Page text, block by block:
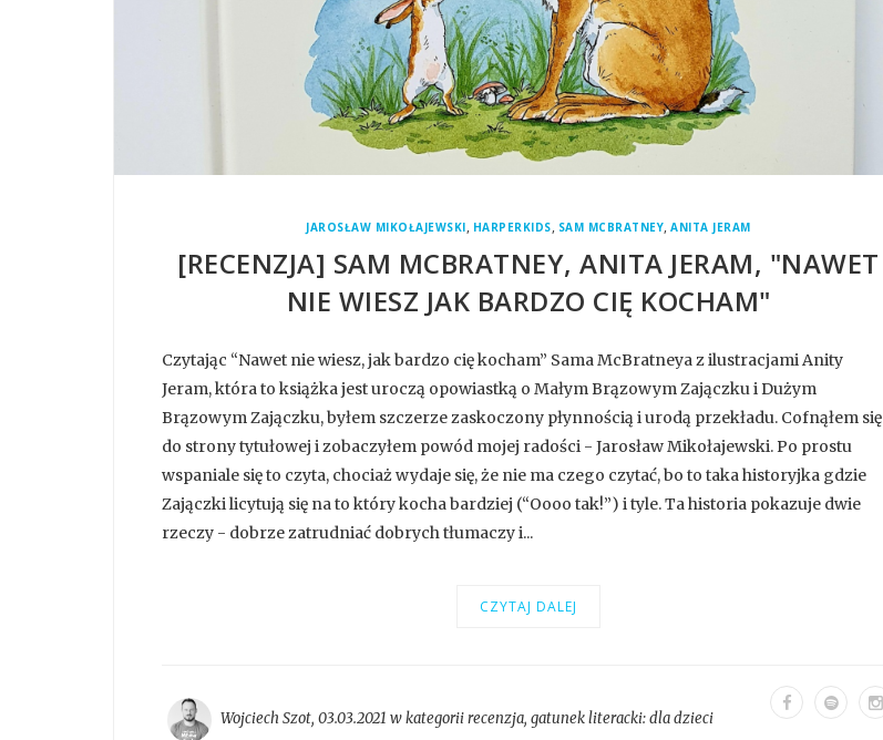
JAROSŁAW MIKOŁAJEWSKI, HARPERKIDS, SAM MCBRATNEY,ANITA JERAM
[RECENZJA] SAM MCBRATNEY, ANITA JERAM, "NAWET
NIE WIESZ JAK BARDZO CIĘ KOCHAM"
Czytając “Nawet nie wiesz, jak bardzo cię kocham” Sama McBratneya z ilustracjami Anity
Jeram, która to książka jest uroczą opowiastką o Małym Brązowym Zajączku i Dużym
Brązowym Zajączku, byłem szczerze zaskoczony płynnością i urodą przekładu. Cofnąłem się
do strony tytułowej i zobaczyłem powód mojej radości - Jarosław Mikołajewski. Po prostu
wspaniale się to czyta, chociaż wydaje się, że nie ma czego czytać, bo to taka historyjka gdzie
Zajączki licytują się na to który kocha bardziej (“Oooo tak!”) i tyle. Ta historia pokazuje dwie
rzeczy - dobrze zatrudniać dobrych tłumaczy i...
CZYTAJ DALEJ
Wojciech Szot, 03.03.2021 w kategoriirecenzja, gatunek literacki:dla dzieci